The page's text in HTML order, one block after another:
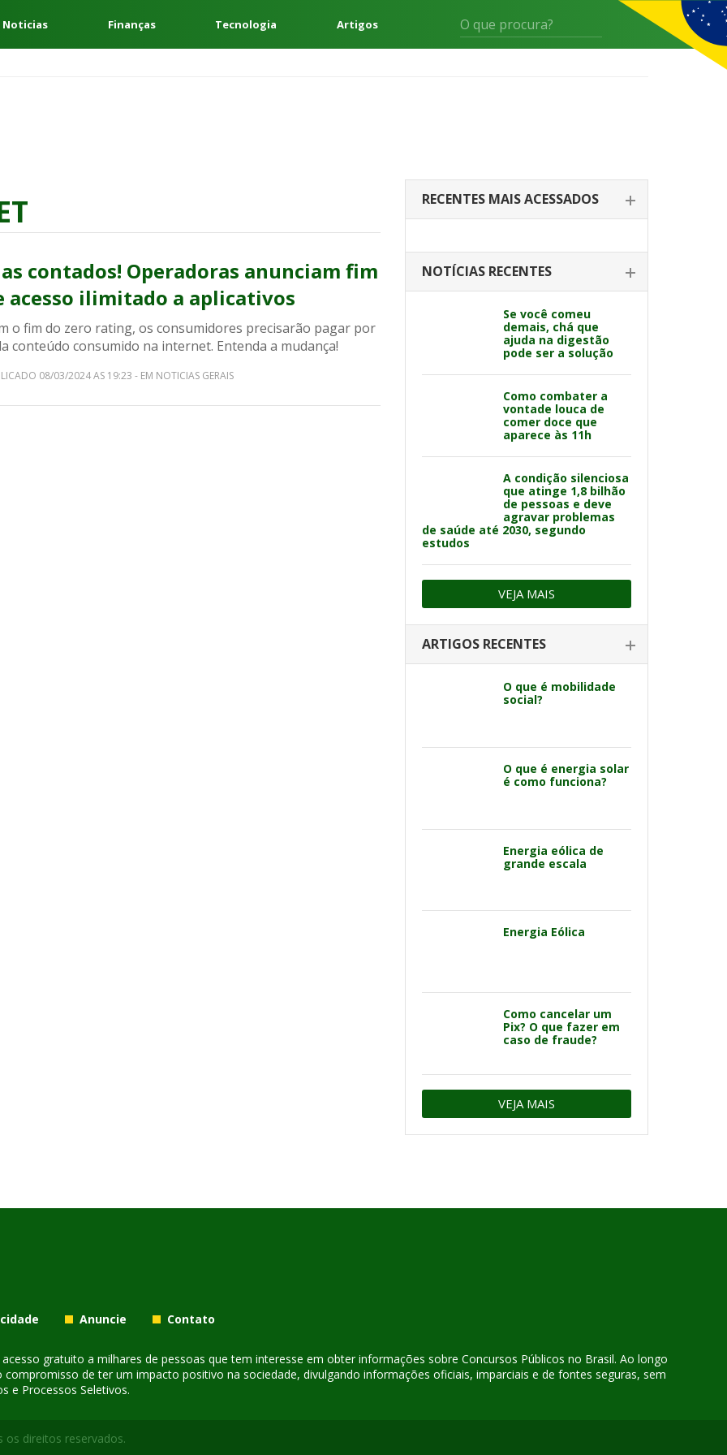
Finanças Tecnologia Artigos
contados! Operadoras anunciam fim
acesso ilimitado a aplicativos
o fim do zero rating, os consumidores precisarão pagar por
conteúdo consumido na internet. Entenda a mudança!
08/03/2024 AS 19:23 - EM NOTICIAS GERAIS
RECENTES MAIS ACESSADOS
NOTÍCIAS RECENTES
Se você comeu
demais, chá que
ajuda na digestão
pode ser a solução
Como combater a
vontade louca de
comer doce que
aparece às 11h
A condição silenciosa
que atinge 1,8 bilhão
de pessoas e deve
agravar problemas
de saúde até 2030, segundo
estudos
VEJA MAIS
ARTIGOS RECENTES
O que é mobilidade
social?
O que é energia solar
é como funciona?
Energia eólica de
grande escala
Energia Eólica
Como cancelar um
Pix? O que fazer em
caso de fraude?
VEJA MAIS
Anuncie Contato
gratuito a milhares de pessoas que tem interesse em obter informações sobre Concursos Públicos no Brasil. Ao longo
de ter um impacto positivo na sociedade, divulgando informações oficiais, imparciais e de fontes seguras, sem
e Processos Seletivos.
os direitos reservados.